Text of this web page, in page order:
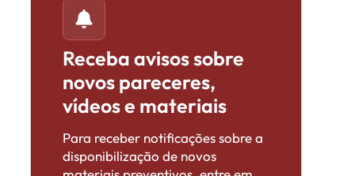
Receba avisos sobre
novos pareceres,
vídeos e materiais
Para receber notificações sobre a
disponibilização de novos